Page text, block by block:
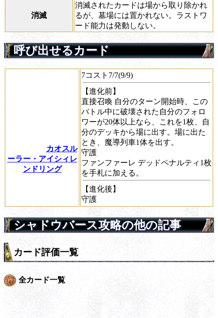
消滅
消滅されたカードは場から取り除かれ
るが、墓場には置かれない。ラストワ
ード能力は発動しない。
呼び出せるカード
カオスル
ーラー・アイシィレ
ンドリング
7コスト7/7(9/9)
【進化前】
直接召喚 自分のターン開始時、この
バトル中に破壊された自分のフォロ
ワーが20体以上なら、これを1枚、自
分のデッキから場に出す。場に出た
とき、魔導列車1体を出す。
守護
ファンファーレ デッドペナルティ1枚
を手札に加える。
【進化後】
守護
シャドウバース攻略の他の記事
カード評価一覧
全カード一覧